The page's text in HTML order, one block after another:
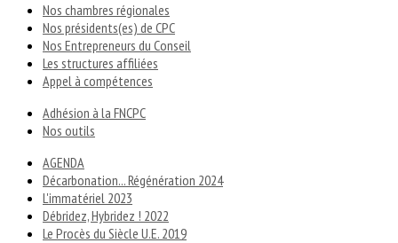
Nos chambres régionales
Nos présidents(es) de CPC
Nos Entrepreneurs du Conseil
Les structures affiliées
Appel à compétences
Adhésion à la FNCPC
Nos outils
AGENDA
Décarbonation... Régénération 2024
L'immatériel 2023
Débridez, Hybridez ! 2022
Le Procès du Siècle U.E. 2019